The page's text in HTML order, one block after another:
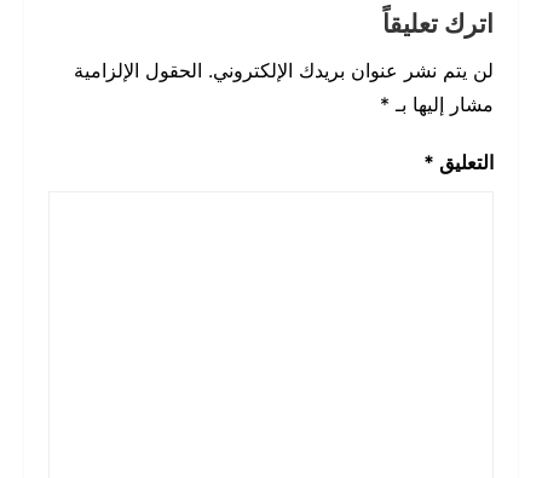
اترك تعليقاً
لن يتم نشر عنوان بريدك الإلكتروني. الحقول الإلزامية
مشار إليها بـ *
التعليق *